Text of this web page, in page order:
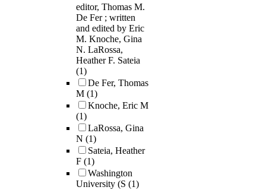
editor, Thomas M.
De Fer ; written
and edited by Eric
M. Knoche, Gina
N. LaRossa,
Heather F. Sateia
(1)
De Fer, Thomas
M (1)
Knoche, Eric M
(1)
LaRossa, Gina
N (1)
Sateia, Heather
F (1)
Washington
University (S (1)